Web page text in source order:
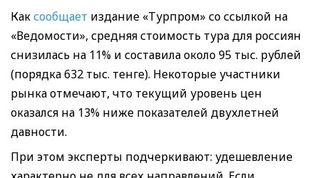
Каксообщает издание «Турпром» со ссылкой на
«Ведомости», средняя стоимость тура для россиян
снизилась на 11% и составила около 95 тыс. рублей
(порядка 632 тыс. тенге). Некоторые участники
рынка отмечают, что текущий уровень цен
оказался на 13% ниже показателей двухлетней
давности.
При этом эксперты подчеркивают: удешевление